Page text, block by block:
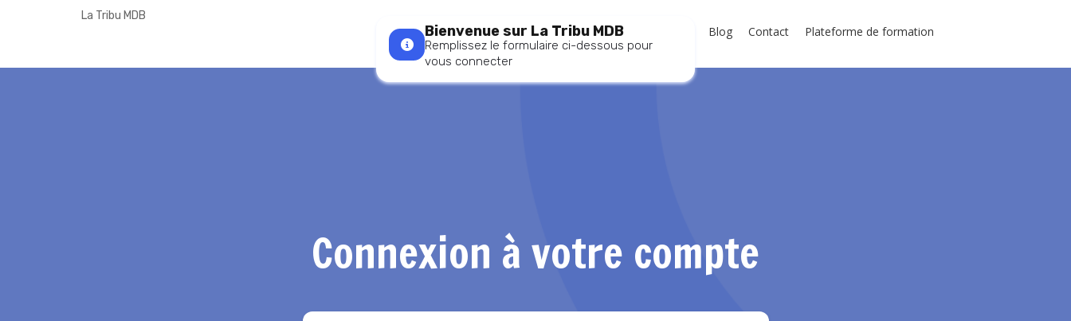
La Tribu MDB
Blog Contact Plateforme de formation
Connexion à votre compte
Bienvenue sur La Tribu MDB
Remplissez le formulaire ci-dessous pour
vous connecter